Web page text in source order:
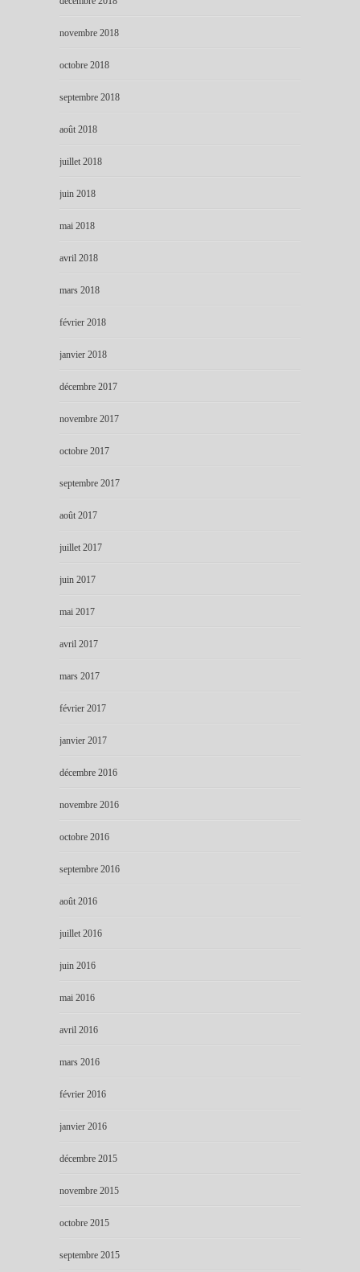
novembre 2018
octobre 2018
septembre 2018
août 2018
juillet 2018
juin 2018
mai 2018
avril 2018
mars 2018
février 2018
janvier 2018
décembre 2017
novembre 2017
octobre 2017
septembre 2017
août 2017
juillet 2017
juin 2017
mai 2017
avril 2017
mars 2017
février 2017
janvier 2017
décembre 2016
novembre 2016
octobre 2016
septembre 2016
août 2016
juillet 2016
juin 2016
mai 2016
avril 2016
mars 2016
février 2016
janvier 2016
décembre 2015
novembre 2015
octobre 2015
septembre 2015